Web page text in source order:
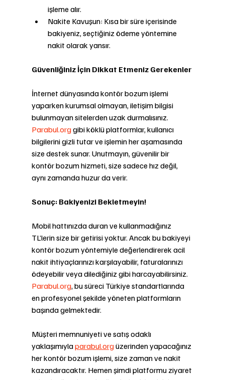
işleme alır.
Nakite Kavuşun: Kısa bir süre içerisinde
bakiyeniz, seçtiğiniz ödeme yöntemine
nakit olarak yansır.
Güvenliğiniz İçin Dikkat Etmeniz Gerekenler
İnternet dünyasında kontör bozum işlemi
yaparken kurumsal olmayan, iletişim bilgisi
bulunmayan sitelerden uzak durmalısınız.
Parabul.org gibi köklü platformlar, kullanıcı
bilgilerini gizli tutar ve işlemin her aşamasında
size destek sunar. Unutmayın, güvenilir bir
kontör bozum hizmeti, size sadece hız değil,
aynı zamanda huzur da verir.
Sonuç: Bakiyenizi Bekletmeyin!
Mobil hattınızda duran ve kullanmadığınız
TL’lerin size bir getirisi yoktur. Ancak bu bakiyeyi
kontör bozum yöntemiyle değerlendirerek acil
nakit ihtiyaçlarınızı karşılayabilir, faturalarınızı
ödeyebilir veya dilediğiniz gibi harcayabilirsiniz.
Parabul.org, bu süreci Türkiye standartlarında
en profesyonel şekilde yöneten platformların
başında gelmektedir.
Müşteri memnuniyeti ve satış odaklı
yaklaşımıylaparabul.org üzerinden yapacağınız
her kontör bozum işlemi, size zaman ve nakit
kazandıracaktır. Hemen şimdi platformu ziyaret